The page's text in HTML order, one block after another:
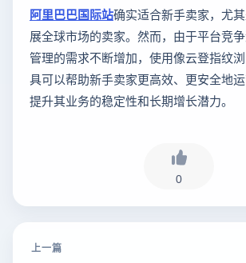
阿里巴巴国际站确实适合新手卖家，尤
展全球市场的卖家。然而，由于平台竞
管理的需求不断增加，使用像云登指纹
具可以帮助新手卖家更高效、更安全地运
提升其业务的稳定性和长期增长潜力。
0
上一篇